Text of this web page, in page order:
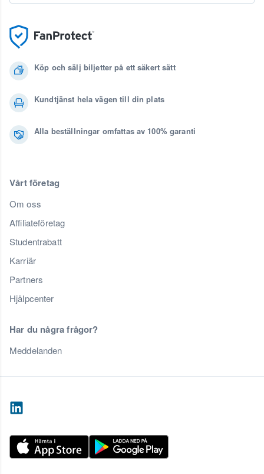
Köp och sälj biljetter på ett säkert sätt
Kundtjänst hela vägen till din plats
Alla beställningar omfattas av 100% garanti
Vårt företag
Om oss
Affiliateföretag
Studentrabatt
Karriär
Partners
Hjälpcenter
Har du några frågor?
Meddelanden